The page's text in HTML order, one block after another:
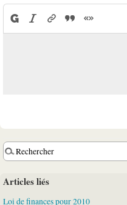
Articles liés
Loi de finances pour 2010